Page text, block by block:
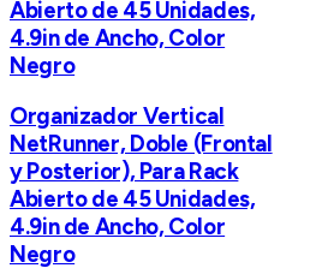
Abierto de 45 Unidades,
4.9in de Ancho, Color
Negro
Organizador Vertical
NetRunner, Doble (Frontal
y Posterior), Para Rack
Abierto de 45 Unidades,
4.9in de Ancho, Color
Negro